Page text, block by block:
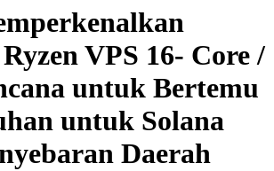
VPS 16- Core /
untuk Bertemu
untuk Solana
Daerah